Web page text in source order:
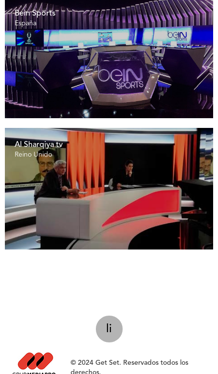
España
Bein Sports
Reino Unido
Al Sharqiya tv
© 2024 Get Set. Reservados todos los
derechos.
li